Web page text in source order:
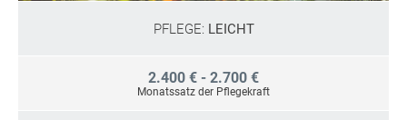
PFLEGE: LEICHT
2.400 € - 2.700 €
Monatssatz der Pflegekraft